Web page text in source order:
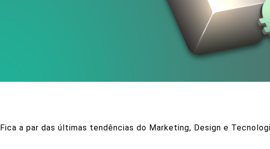
Fica a par das últimas tendências do Marketing, Design e